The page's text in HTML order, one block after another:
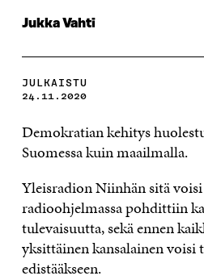
Jukka Vahti
JULKAISTU
24.11.2020
Demokratian kehitys
Suomessa kuin maailmalla.
Yleisradion Niinhän sitä
radioohjelmassa pohdittiin
tulevaisuutta, sekä ennen
yksittäinen kansalainen voisi
edistääkseen.